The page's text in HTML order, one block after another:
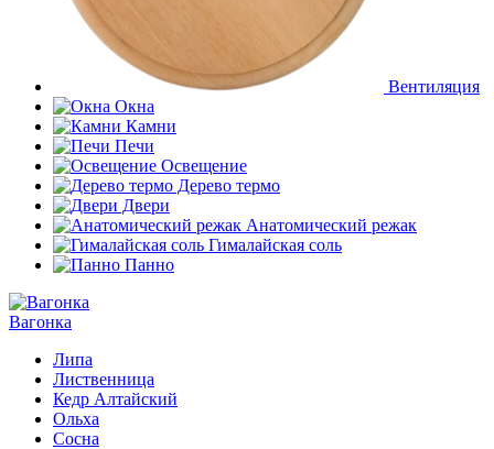
Вентиляция
Окна
Камни
Печи
Освещение
Дерево термо
Двери
Анатомический режак
Гималайская соль
Панно
Вагонка
Липа
Лиственница
Кедр Алтайский
Ольха
Сосна